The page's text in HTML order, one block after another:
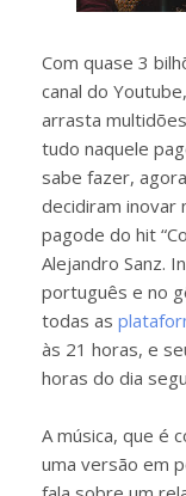
Com quase 3
canal do
arrasta
tudo naquele
sabe fazer,
decidiram inovar
pagode do hit
Alejandro Sanz.
português e no
todas as
às 21 horas, e
horas do dia
A música, que é
uma versão em